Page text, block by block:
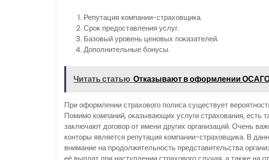
Репутация компании-страховщика.
Срок предоставления услуг.
Базовый уровень ценовых показателей.
Дополнительные бонусы.
Читать статью Отказывают в оформлении
При оформлении страхового полиса существует
Помимо компаний, оказывающих услуги страхования,
заключают договор от имени других организаций. Очень
конторы является репутация компании-страховщика. В
внимание на продолжительность представительства